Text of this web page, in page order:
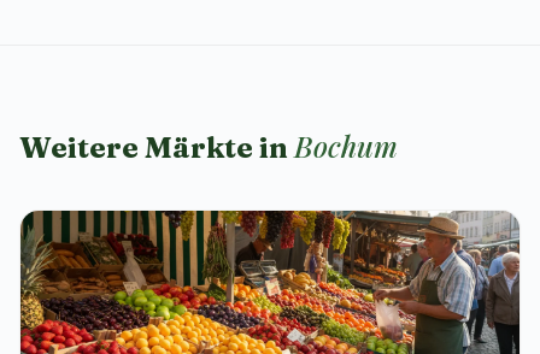
Weitere Märkte inBochum